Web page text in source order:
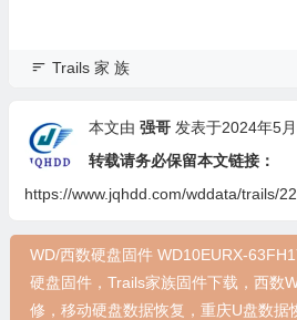
Trails 家 族
本文由 强哥 发表于2024年5
转载请务必保留本文链接：
https://www.jqhdd.com/wddata/trails/
WD/西数硬盘固件 WD10EURX-
硬盘固件，Trails家族固件下载，西数
修，移动硬盘数据恢复，重庆U盘数据